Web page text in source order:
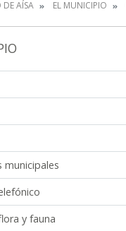
AÍSA EL MUNICIPIO
municipales
y fauna